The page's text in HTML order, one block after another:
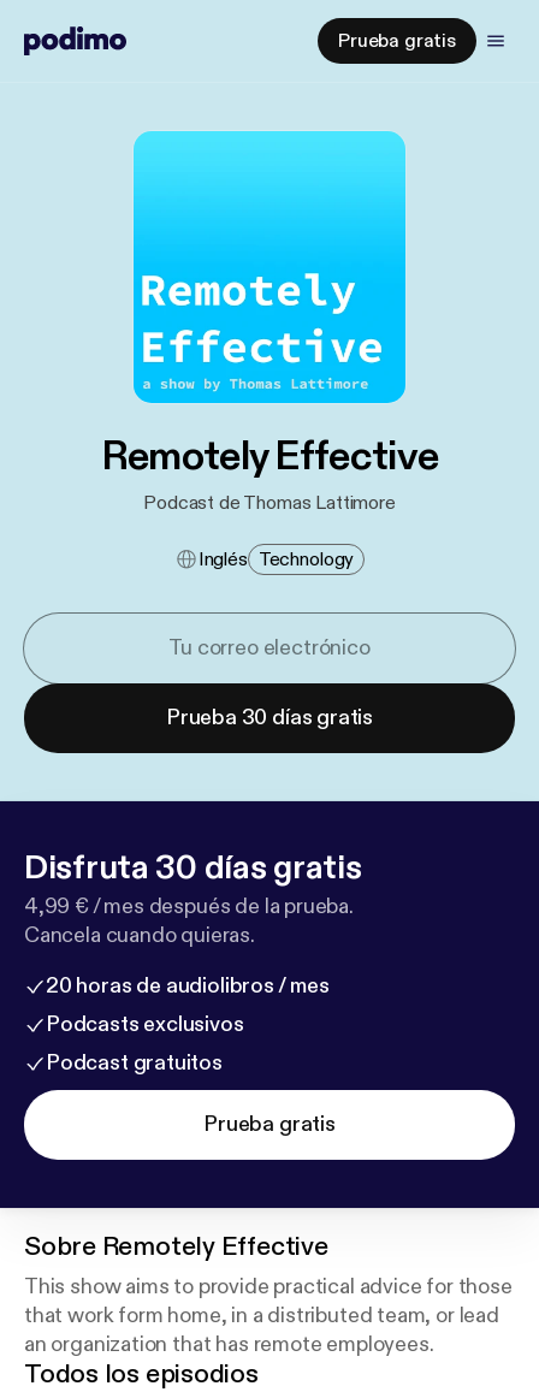
Prueba gratis
Remotely Effective
Podcast de Thomas Lattimore
Inglés Technology
Prueba 30 días gratis
Disfruta 30 días gratis
4,99 € / mes después de la prueba.
Cancela cuando quieras.
20 horas de audiolibros / mes
Podcasts exclusivos
Podcast gratuitos
Prueba gratis
Sobre Remotely Effective
This show aims to provide practical advice for those
that work form home, in a distributed team, or lead
an organization that has remote employees.
Todos los episodios